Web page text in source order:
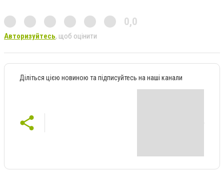
0,0
Авторизуйтесь, щоб оцінити
Діліться цією новиною та підписуйтесь на наші канали